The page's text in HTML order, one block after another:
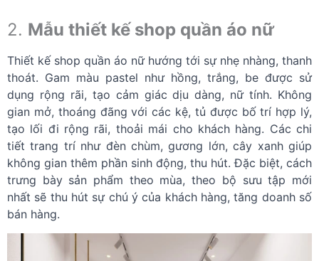
2. Mẫu thiết kế shop quần áo nữ
Thiết kế shop quần áo nữ hướng tới sự nhẹ nhàng, thanh
thoát. Gam màu pastel như hồng, trắng, be được sử
dụng rộng rãi, tạo cảm giác dịu dàng, nữ tính. Không
gian mở, thoáng đãng với các kệ, tủ được bố trí hợp lý,
tạo lối đi rộng rãi, thoải mái cho khách hàng. Các chi
tiết trang trí như đèn chùm, gương lớn, cây xanh giúp
không gian thêm phần sinh động, thu hút. Đặc biệt, cách
trưng bày sản phẩm theo mùa, theo bộ sưu tập mới
nhất sẽ thu hút sự chú ý của khách hàng, tăng doanh số
bán hàng.